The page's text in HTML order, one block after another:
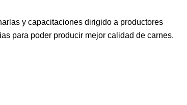
y capacitaciones dirigido a productores
para poder producir mejor calidad de carnes.